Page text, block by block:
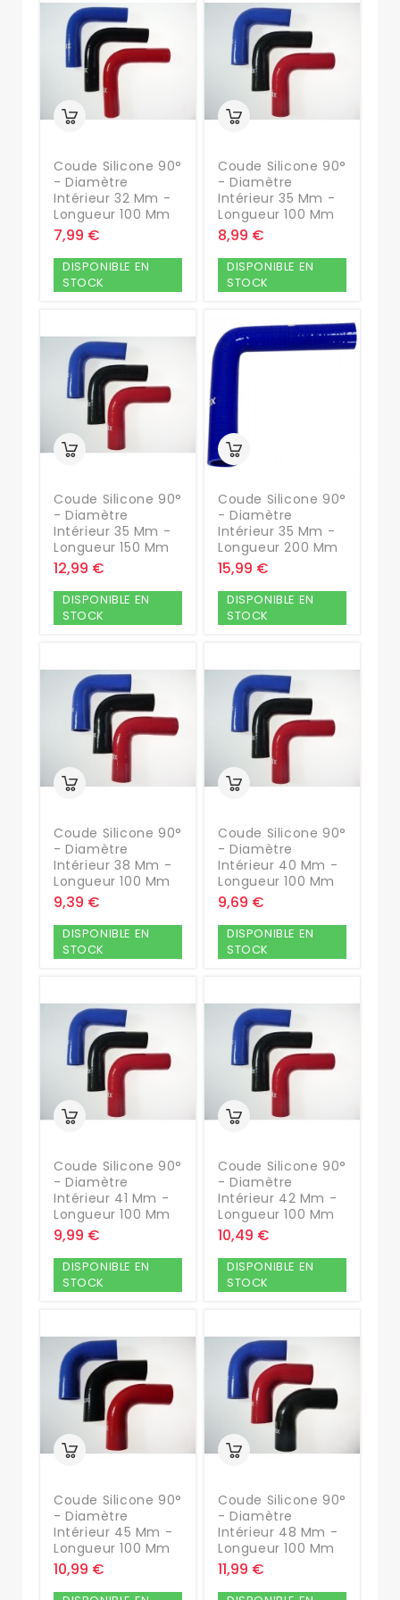
Coude Silicone 90°
- Diamètre
Intérieur 32 Mm -
Longueur 100 Mm
7,99 €
DISPONIBLE EN
STOCK
Coude Silicone 90°
- Diamètre
Intérieur 35 Mm -
Longueur 100 Mm
8,99 €
DISPONIBLE EN
STOCK
Coude Silicone 90°
- Diamètre
Intérieur 35 Mm -
Longueur 150 Mm
12,99 €
DISPONIBLE EN
STOCK
Coude Silicone 90°
- Diamètre
Intérieur 35 Mm -
Longueur 200 Mm
15,99 €
DISPONIBLE EN
STOCK
Coude Silicone 90°
- Diamètre
Intérieur 38 Mm -
Longueur 100 Mm
9,39 €
DISPONIBLE EN
STOCK
Coude Silicone 90°
- Diamètre
Intérieur 40 Mm -
Longueur 100 Mm
9,69 €
DISPONIBLE EN
STOCK
Coude Silicone 90°
- Diamètre
Intérieur 41 Mm -
Longueur 100 Mm
9,99 €
DISPONIBLE EN
STOCK
Coude Silicone 90°
- Diamètre
Intérieur 42 Mm -
Longueur 100 Mm
10,49 €
DISPONIBLE EN
STOCK
Coude Silicone 90°
- Diamètre
Intérieur 45 Mm -
Longueur 100 Mm
10,99 €
Coude Silicone 90°
- Diamètre
Intérieur 48 Mm -
Longueur 100 Mm
11,99 €